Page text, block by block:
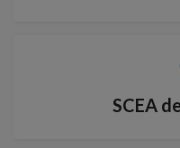
SCEA